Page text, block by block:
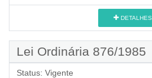
DETALHES
Lei Ordinária 876/1985
Status: Vigente